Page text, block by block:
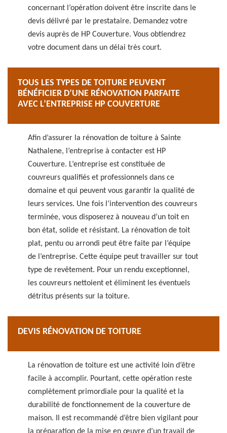
concernant l’opération doivent être inscrite dans le
devis délivré par le prestataire. Demandez votre
devis auprès de HP Couverture. Vous obtiendrez
votre document dans un délai très court.
TOUS LES TYPES DE TOITURE PEUVENT
BÉNÉFICIER D’UNE RÉNOVATION PARFAITE
AVEC L’ENTREPRISE HP COUVERTURE
Afin d’assurer la rénovation de toiture à Sainte
Nathalene, l’entreprise à contacter est HP
Couverture. L’entreprise est constituée de
couvreurs qualifiés et professionnels dans ce
domaine et qui peuvent vous garantir la qualité de
leurs services. Une fois l’intervention des couvreurs
terminée, vous disposerez à nouveau d’un toit en
bon état, solide et résistant. La rénovation de toit
plat, pentu ou arrondi peut être faite par l’équipe
de l’entreprise. Cette équipe peut travailler sur tout
type de revêtement. Pour un rendu exceptionnel,
les couvreurs nettoient et éliminent les éventuels
détritus présents sur la toiture.
DEVIS RÉNOVATION DE TOITURE
La rénovation de toiture est une activité loin d’être
facile à accomplir. Pourtant, cette opération reste
complètement primordiale pour la qualité et la
durabilité de fonctionnement de la couverture de
maison. Il est recommandé d’être bien vigilant pour